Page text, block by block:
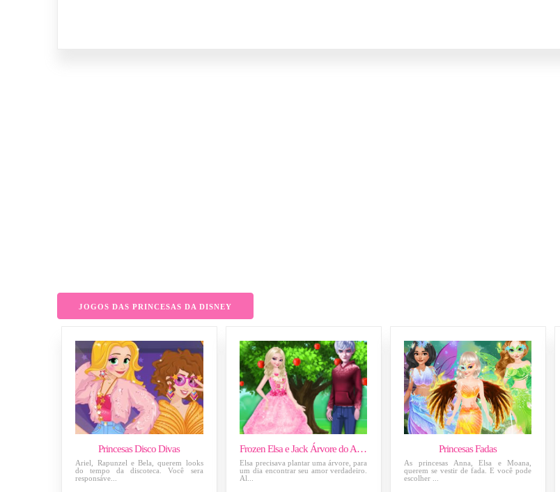
JOGOS DAS PRINCESAS DA DISNEY
Princesas Disco Divas
Ariel, Rapunzel e Bela, querem looks
do tempo da discoteca. Você sera
responsáve...
Frozen Elsa e Jack Árvore do Amor
Elsa precisava plantar uma árvore, para
um dia encontrar seu amor verdadeiro.
Al...
Princesas Fadas
As princesas Anna, Elsa e Moana,
querem se vestir de fada. E você pode
escolher ...